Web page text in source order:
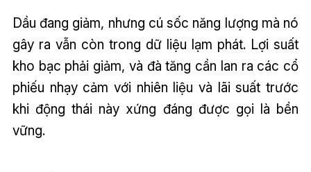
Dầu đang giảm, nhưng cú sốc năng lượng mà nó
gây ra vẫn còn trong dữ liệu lạm phát. Lợi suất
kho bạc phải giảm, và đà tăng cần lan ra các cổ
phiếu nhạy cảm với nhiên liệu và lãi suất trước
khi động thái này xứng đáng được gọi là bền
vững.